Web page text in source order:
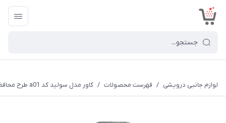
لوازم جانبی درویشی / فهرست محصولات / کاور مدل سولید کد a01 طرح محافظ لنزدار مناسب برای گوشی موبایل سامسونگ Galaxy A56